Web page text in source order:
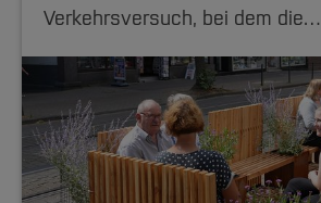
Verkehrsversuch, bei dem die…